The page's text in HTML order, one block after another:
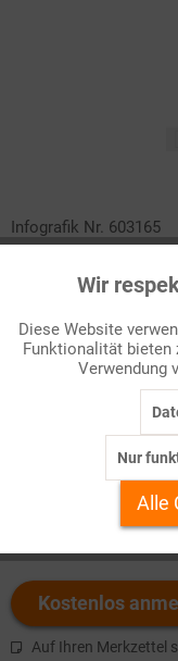
Infografik Nr. 603165
Nach zwei Corona-
der Neugeborenen
bestehen große
Ländern. Darüber
Infografik.
Welchen
s/w-
Kostenlos
Auf Ihren Merkzettel
Funktionale
Marketing
Personalisierung
Service
Wir
Diese Website
Funktionalität bieten
Verwendung
Nur
Alle